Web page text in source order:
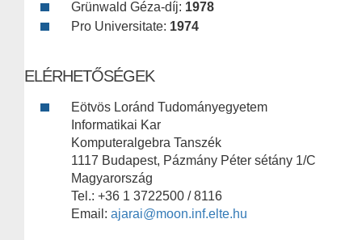
Grünwald Géza-díj: 1978
Pro Universitate: 1974
ELÉRHETŐSÉGEK
Eötvös Loránd Tudományegyetem
Informatikai Kar
Komputeralgebra Tanszék
1117 Budapest, Pázmány Péter sétány 1/C
Magyarország
Tel.: +36 1 3722500 / 8116
Email: ajarai@moon.inf.elte.hu